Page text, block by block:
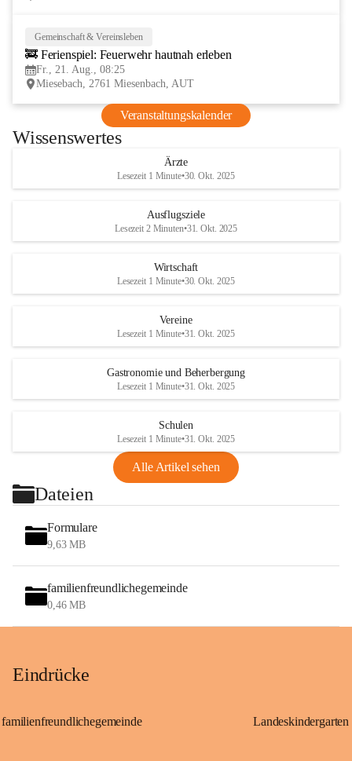
Gemeinschaft & Vereinsleben
🚒 Ferienspiel: Feuerwehr hautnah erleben
Fr., 21. Aug., 08:25
Miesebach, 2761 Miesenbach, AUT
Veranstaltungskalender
Wissenswertes
Ärzte
Lesezeit 1 Minute•30. Okt. 2025
Ausflugsziele
Lesezeit 2 Minuten•31. Okt. 2025
Wirtschaft
Lesezeit 1 Minute•30. Okt. 2025
Vereine
Lesezeit 1 Minute•31. Okt. 2025
Gastronomie und Beherbergung
Lesezeit 1 Minute•31. Okt. 2025
Schulen
Lesezeit 1 Minute•31. Okt. 2025
Alle Artikel sehen
Dateien
Formulare
9,63 MB
familienfreundlichegemeinde
0,46 MB
Eindrücke
familienfreundlichegemeinde